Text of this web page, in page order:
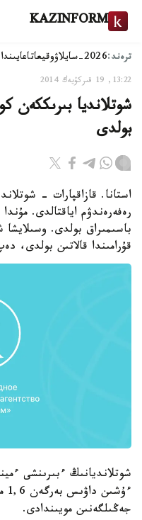
KAZINFORM
ترەند:2026-سايلاۋ وقيعا
13:22, 19 قىركۇيەك 2014
شوتلانديا بىرىككەن
بولدى
استانا. قازاقپارات -
رەفەرەندۋم اياقتالدى.
باسىمىراق بولدى. وسىلايشا
قۇرامىندا قالاتىن
شوتلانديانىڭ ءبىرىنشى
جەڭىلگەنىن مويىندادى.